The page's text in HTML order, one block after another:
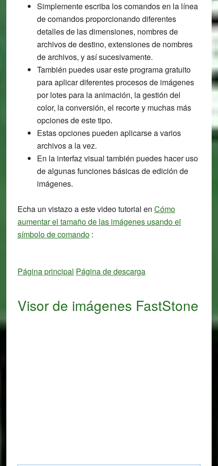
Simplemente escriba los comandos en la línea
de comandos proporcionando diferentes
detalles de las dimensiones, nombres de
archivos de destino, extensiones de nombres
de archivos, y así sucesivamente.
También puedes usar este programa gratuito
para aplicar diferentes procesos de imágenes
por lotes para la animación, la gestión del
color, la conversión, el recorte y muchas más
opciones de este tipo.
Estas opciones pueden aplicarse a varios
archivos a la vez.
En la interfaz visual también puedes hacer uso
de algunas funciones básicas de edición de
imágenes.
Echa un vistazo a este video tutorial en Cómo
aumentar el tamaño de las imágenes usando el
símbolo de comando:
Página principal Página de descarga
Visor de imágenes FastStone